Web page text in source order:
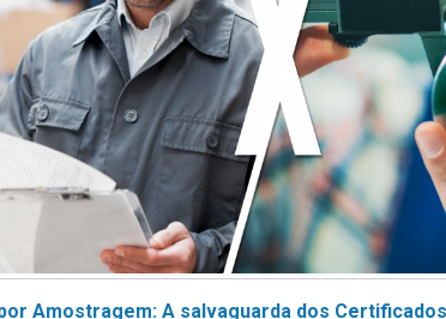
Amostragem: A salvaguarda dos